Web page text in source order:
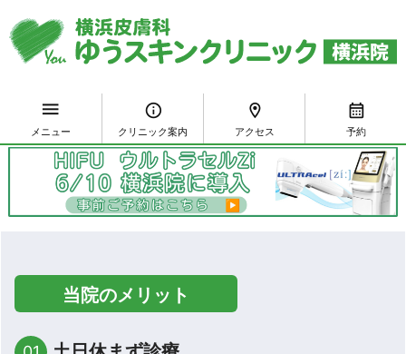

メニュー
info
クリニック案内
room
アクセス
calendar_month
予約
当院のメリット